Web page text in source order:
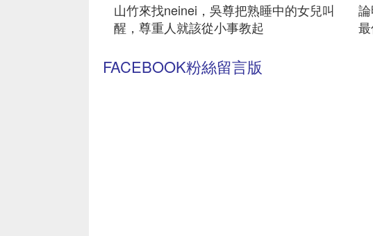
山竹來找neinei，吳尊把熟睡中的女兒叫
醒，尊重人就該從小事教起
FACEBOOK粉絲留言版